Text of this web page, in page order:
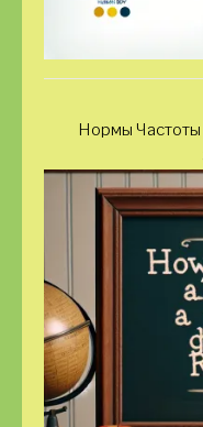
Нормы Частоты